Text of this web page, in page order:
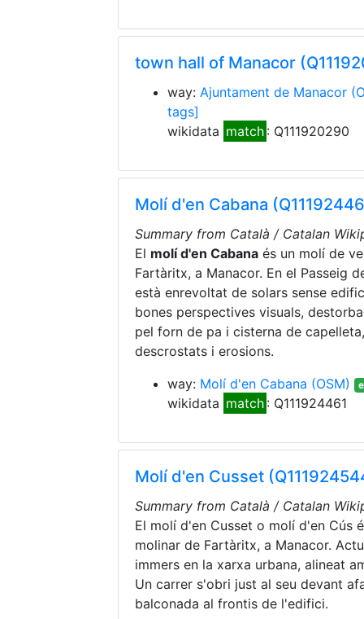
town hall of Manacor
way: Ajuntament de Manacor
tags]
wikidata match : Q111920290
Molí d'en Cabana
Summary from Català / Catalan
El molí d'en Cabana és un molí de
Fartàritx, a Manacor. En el Passeig
està enrevoltat de solars sense
bones perspectives visuals,
pel forn de pa i cisterna de
descrostats i erosions.
way: Molí d'en Cabana (OSM)
wikidata match : Q111924461
Molí d'en Cusset
Summary from Català / Catalan
El molí d'en Cusset o molí d'en Cús
molinar de Fartàritx, a Manacor.
immers en la xarxa urbana, alineat
Un carrer s'obri just al seu devant
balconada al frontis de l'edifici.